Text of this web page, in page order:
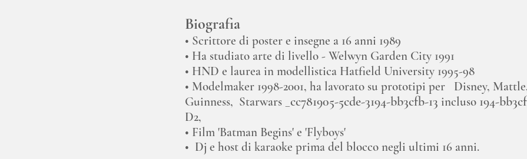
Biografia
• Scrittore di poster e insegne a 16 anni 1989
• Ha studiato arte di livello - Welwyn Garden City 1991
• HND e laurea in modellistica Hatfield University 1995-98
• Modelmaker 1998-2001, ha lavorato su prototipi per
Disney,
Guinness, Starwars _cc781905-5cde-3194-bb3cfb-13 incluso 194-
D2,
• Film 'Batman Begins' e 'Flyboys'
• Dj e host di karaoke prima del blocco negli ultimi 16 anni.